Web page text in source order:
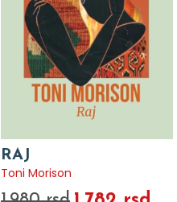
RAJ
Toni Morison